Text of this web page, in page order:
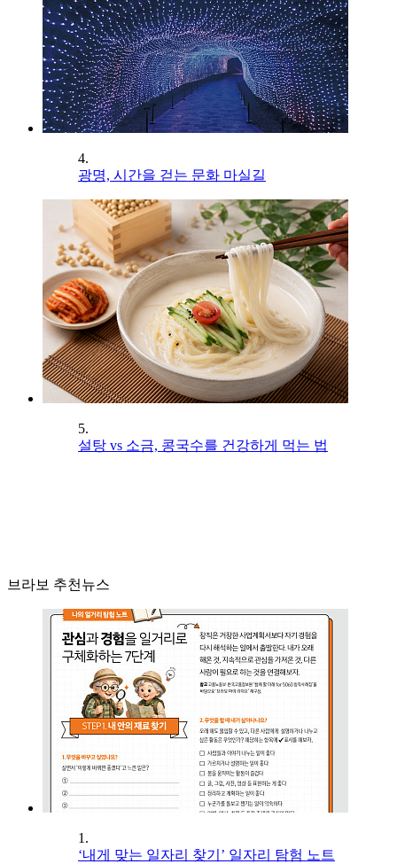
4.
광명, 시간을 걷는 문화 마실길
5.
설탕 vs 소금, 콩국수를 건강하게 먹는 법
브라보 추천뉴스
1.
‘내게 맞는 일자리 찾기’ 일자리 탐험 노트